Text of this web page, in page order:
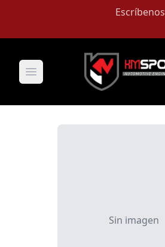
Escríbenos
Open main menu
Sin imagen